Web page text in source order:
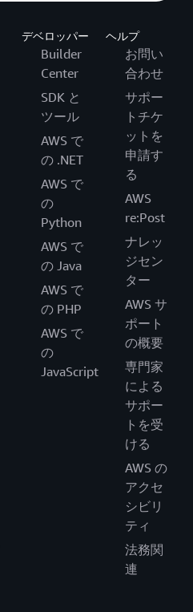
デベロッパー
Builder
Center
SDK と
ツール
AWS で
の .NET
AWS で
の
Python
AWS で
の Java
AWS で
の PHP
AWS で
の
JavaScript
ヘルプ
お問い
合わせ
サポー
トチケ
ットを
申請す
る
AWS
re:Post
ナレッ
ジセン
ター
AWS サ
ポート
の概要
専門家
による
サポー
トを受
ける
AWS の
アクセ
シビリ
ティ
法務関
連